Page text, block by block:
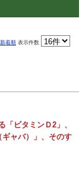
新着順 表示件数
ビタミンＤ2」、
ャバ）」、そのす